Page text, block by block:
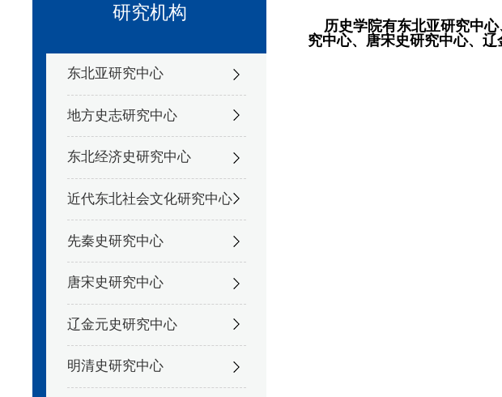
研究机构
东北亚研究中心
地方史志研究中心
东北经济史研究中心
近代东北社会文化研究中心
先秦史研究中心
唐宋史研究中心
辽金元史研究中心
明清史研究中心
历史学院有东北亚研究中心
究中心、 唐宋史研究中心、辽